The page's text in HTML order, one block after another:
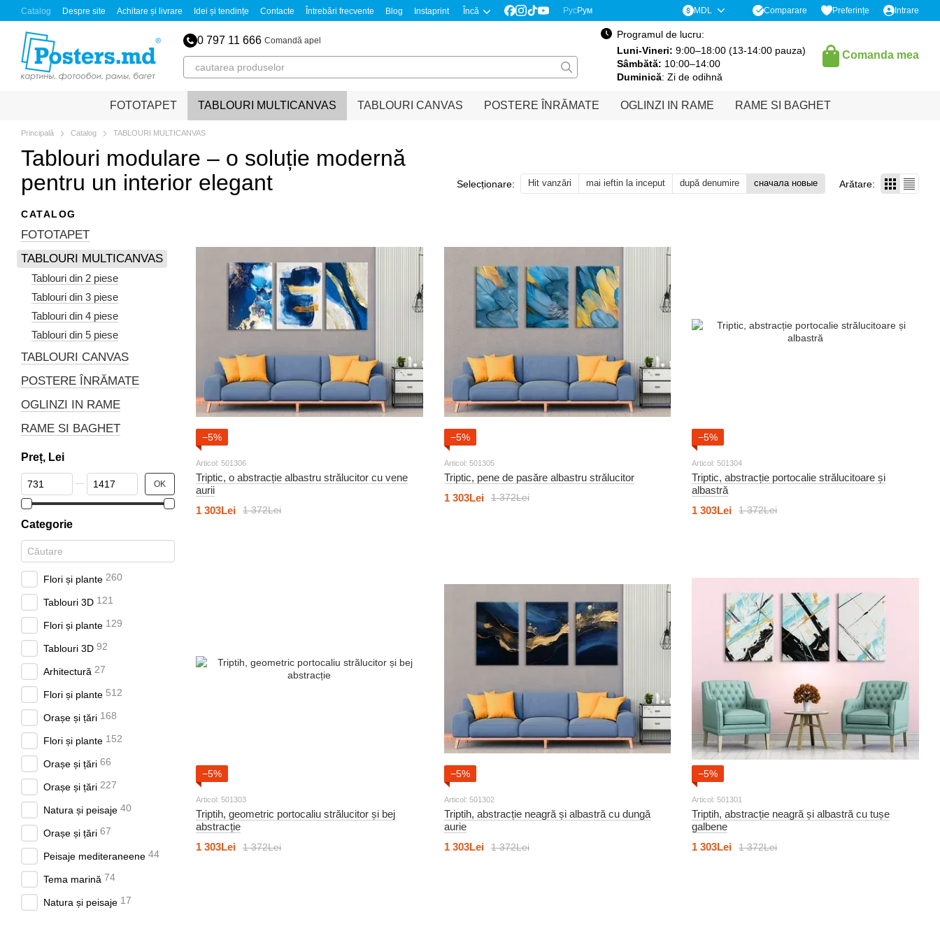
Mergi la conținutul principal
Catalog Despre site Achitare și livrare Idei și tendințe Contacte Întrebări frecvente Blog Instaprint Încă РусРум MDL Comparare Preferințe Intrare
0 797 11 666 Comandă apel
Programul de lucru:
Luni-Vineri: 9:00–18:00 (13-14:00 pauza)
Sâmbătă: 10:00–14:00
Duminică: Zi de odihnă
Comanda mea
FOTOTAPET TABLOURI MULTICANVAS TABLOURI CANVAS POSTERE ÎNRĂMATE OGLINZI IN RAME RAME SI BAGHET
Principală Catalog TABLOURI MULTICANVAS
Tablouri modulare – o soluție modernă
pentru un interior elegant
Selecționare: Hit vanzări mai ieftin la inceput după denumire сначала новые Arătare:
−5%
Articol: 501306
Triptic, o abstracție albastru strălucitor cu vene
aurii
1 372Lei
1 303Lei
−5%
Articol: 501305
Triptic, pene de pasăre albastru strălucitor
1 372Lei
1 303Lei
−5%
Articol: 501304
Triptic, abstracție portocalie strălucitoare și
albastră
1 372Lei
1 303Lei
−5%
Articol: 501303
Triptih, geometric portocaliu strălucitor și bej
abstracție
1 372Lei
1 303Lei
−5%
Articol: 501302
Triptih, abstracție neagră și albastră cu dungă
aurie
1 372Lei
1 303Lei
−5%
Articol: 501301
Triptih, abstracție neagră și albastră cu tușe
galbene
1 372Lei
1 303Lei
CATALOG
FOTOTAPET
TABLOURI MULTICANVAS
Tablouri din 2 piese
Tablouri din 3 piese
Tablouri din 4 piese
Tablouri din 5 piese
TABLOURI CANVAS
POSTERE ÎNRĂMATE
OGLINZI IN RAME
RAME SI BAGHET
Preț, Lei
De la Preț, Lei
Până la Preț, Lei OK
Categorie
Flori și plante 260
Tablouri 3D 121
Flori și plante 129
Tablouri 3D 92
Arhitectură 27
Flori și plante 512
Orașe și țări 168
Flori și plante 152
Orașe și țări 66
Orașe și țări 227
Natura și peisaje 40
Orașe și țări 67
Peisaje mediteraneene 44
Tema marină 74
Natura și peisaje 17